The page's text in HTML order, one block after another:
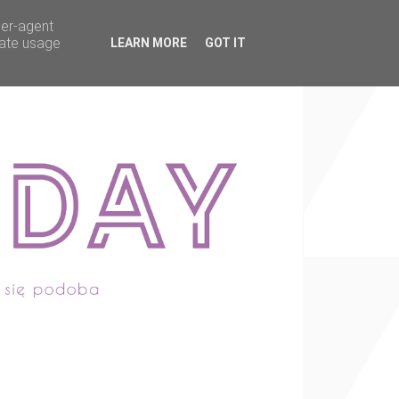
agent
usage
LEARN MORE GOT IT